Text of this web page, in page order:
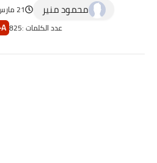
محمود منير 21 مارس 2014
عدد الكلمات :825
A+